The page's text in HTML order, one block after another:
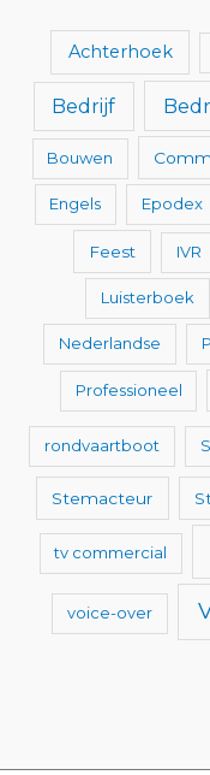
Achterhoek
Bedrijf
Bouwen
Engels Epodex
Feest IVR
Luisterboek
Nederlandse
Professioneel
rondvaartboot
Stemacteur
tv commercial
voice-over